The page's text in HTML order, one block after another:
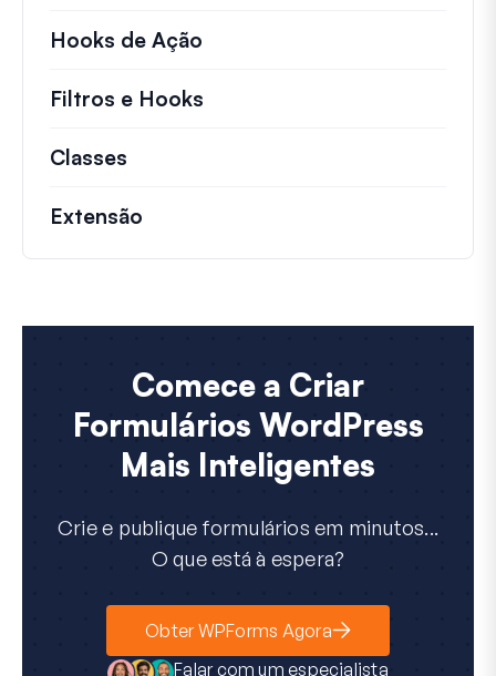
Hooks de Ação
Filtros e Hooks
Classes
Extensão
Comece a Criar
Formulários WordPress
Mais Inteligentes
Crie e publique formulários em minutos...
O que está à espera?
Obter WPForms Agora
Falar com um especialista